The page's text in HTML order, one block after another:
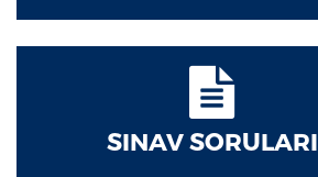
SINAV SORULARI